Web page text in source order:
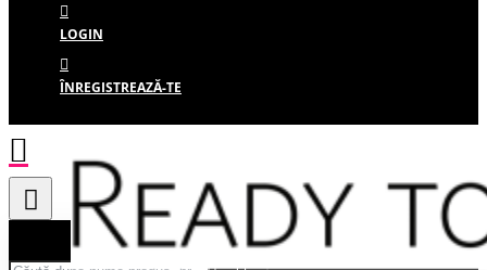
LOGIN
ÎNREGISTREAZĂ-TE
Căută după nume produs, brand...